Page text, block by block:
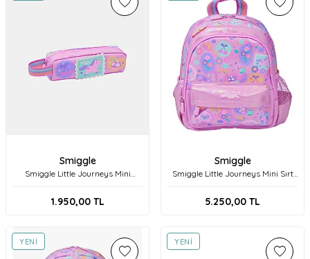
Smiggle
Smiggle Little Journeys Mini
Pembe
1.950,00TL
Smiggle
Smiggle Little Journeys Mini Sırt
5.250,00 TL
YENI YENI